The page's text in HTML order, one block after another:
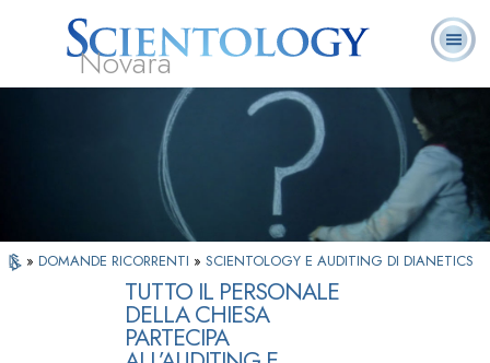
Novara
Che cos’è
Scientology?
Ministri
Volontari
Domande
ricorrenti
» DOMANDE RICORRENTI » SCIENTOLOGY E AUDITING DI DIANETICS
TUTTO IL PERSONALE
DELLA CHIESA
PARTECIPA